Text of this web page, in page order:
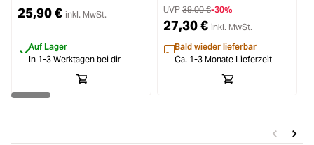
25,90 € inkl. MwSt.
Auf Lager
In 1-3 Werktagen bei dir
UVP 39,00 €-30%
27,30 € inkl. MwSt.
Bald wieder lieferbar
Ca. 1-3 Monate Lieferzeit